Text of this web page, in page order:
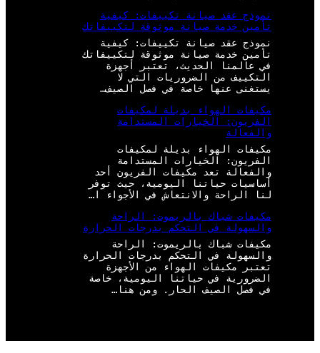
نموذج عقد صيانة تكييفات: كيفية
تأمين خدمة صيانة موثوقة لتكييفاتك
نموذج عقد صيانة تكييفات: كيفية
تأمين خدمة صيانة موثوقة لتكييفاتك
في عالمنا الحديث، تعتبر أجهزة
التكييف من الضروريات التي لا
يستغنى عنها خاصة في فصل الصيف…
مكيفات الهواء بديلة لمكيفات
الفريون: الخيارات المستدامة
والفعالة
مكيفات الهواء بديلة لمكيفات
الفريون: الخيارات المستدامة
والفعالة تعد مكيفات الفريون أحد
أساسيات حياتنا اليومية، حيث توفر
لنا الراحة والانتعاش في الأجواء ا…
مكيفات شباك بالريموت: الراحة
والسهولة في التحكم بدرجات الحرارة
مكيفات شباك بالريموت: الراحة
والسهولة في التحكم بدرجات الحرارة
تعتبر مكيفات الهواء من الأجهزة
الضرورية في حياتنا اليومية، خاصة
في فصل الصيف الحار. ومن هنا…